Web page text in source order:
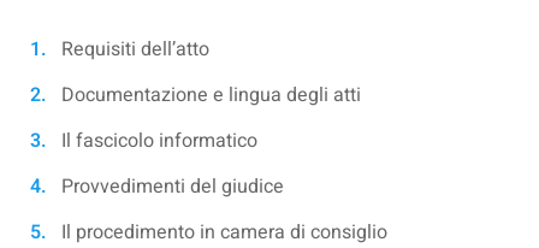
Requisiti dell’atto
Documentazione e lingua degli atti
Il fascicolo informatico
Provvedimenti del giudice
Il procedimento in camera di consiglio